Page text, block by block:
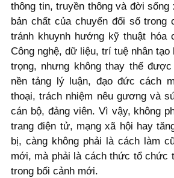
thông tin, truyền thông và đời sống
bản chất của chuyển đổi số trong
tránh khuynh hướng kỹ thuật hóa
Công nghệ, dữ liệu, trí tuệ nhân tạo
trọng, nhưng không thay thế
nền tảng lý luận, đạo đức cách
thoại, trách nhiệm nêu gương và
cán bộ, đảng viên. Vì vậy, không
trang điện tử, mạng xã hội hay
bị, càng không phải là cách làm
mới, mà phải là cách thức tổ chức
trong bối cảnh mới.